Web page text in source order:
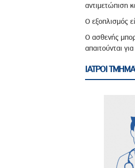
αντιμετώπιση
Ο εξοπλισμός
O ασθενής
απαιτούνται
ΙΑΤΡΟΙ